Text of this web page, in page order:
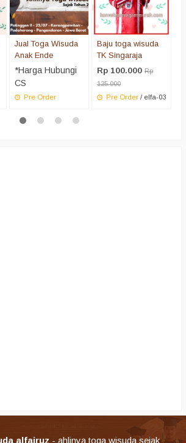
Jual Toga Wisuda
Anak Ende
*Harga Hubungi
CS
Pre Order
Baju toga wisuda
TK Singaraja
Rp 100.000 Rp
125.000
Pre Order / elfa-03
alfairuz - ahlinya toga wisuda sejak